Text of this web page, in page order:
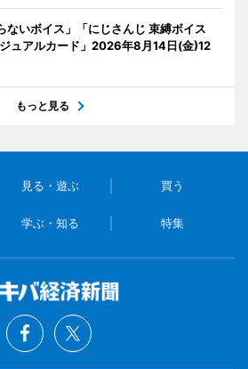
ないボイス」「にじさんじ 束縛ボイス
ュアルカード」2026年8月14日(金)12
もっと見る
見る・遊ぶ 買う
学ぶ・知る 特集